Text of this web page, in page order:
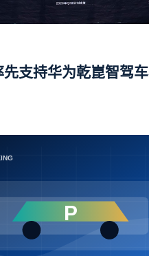
支持华为乾崑智驾